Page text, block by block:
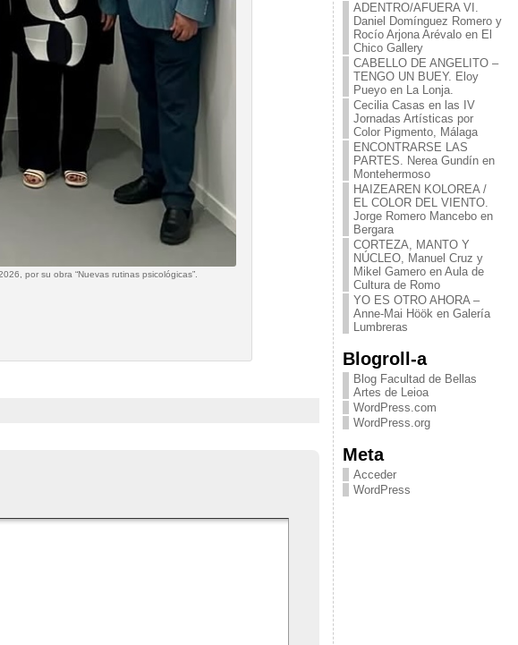
por su obra “Nuevas rutinas psicológicas”.
ADENTRO/AFUERA VI.
Daniel Domínguez Romero y
Rocío Arjona Arévalo en El
Chico Gallery
CABELLO DE ANGELITO –
TENGO UN BUEY. Eloy
Pueyo en La Lonja.
Cecilia Casas en las IV
Jornadas Artísticas por
Color Pigmento, Málaga
ENCONTRARSE LAS
PARTES. Nerea Gundín en
Montehermoso
HAIZEAREN KOLOREA /
EL COLOR DEL VIENTO.
Jorge Romero Mancebo en
Bergara
CORTEZA, MANTO Y
NÚCLEO, Manuel Cruz y
Mikel Gamero en Aula de
Cultura de Romo
YO ES OTRO AHORA –
Anne-Mai Höök en Galería
Lumbreras
Blogroll-a
Blog Facultad de Bellas
Artes de Leioa
WordPress.com
WordPress.org
Meta
Acceder
WordPress